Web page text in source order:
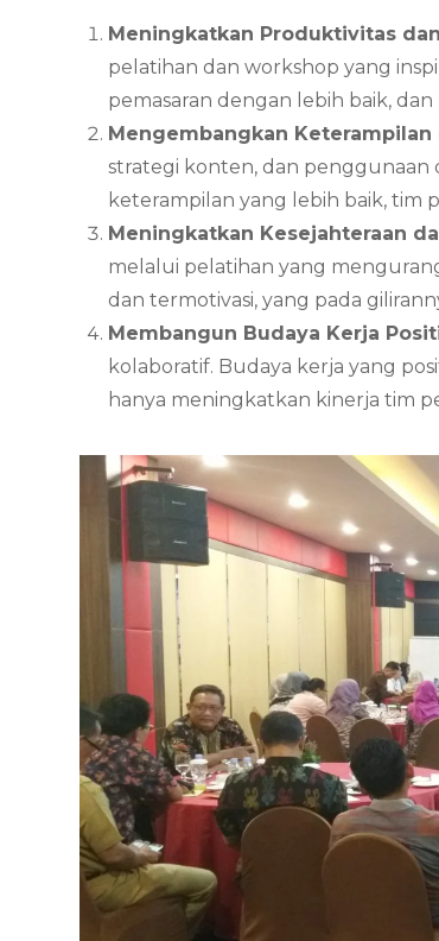
Meningkatkan Produktivitas
pelatihan dan workshop yang
pemasaran dengan lebih baik,
Mengembangkan Keterampilan
strategi konten, dan penggunaan
keterampilan yang lebih baik, tim
Meningkatkan Kesejahteraan
melalui pelatihan yang
dan termotivasi, yang pada
Membangun Budaya Kerja
kolaboratif. Budaya kerja yang
hanya meningkatkan kinerja tim